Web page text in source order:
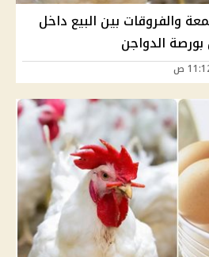
والفروقات بين البيع داخل
الدواجن